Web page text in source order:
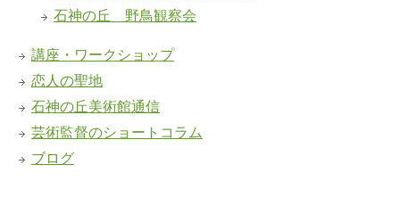
石神の丘 野鳥観察会
講座・ワークショップ
恋人の聖地
石神の丘美術館通信
芸術監督のショートコラム
ブログ